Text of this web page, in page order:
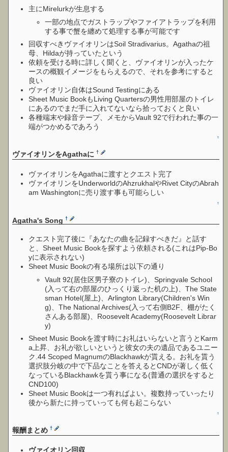
主にMirelurkが生息する
一部の地点でガストラップやファイアトラップを利用
する事で蟹を纏めて処理する事が可能です
回収すべきヴァイオリンはSoil Stradivarius。Agathaの祖
母、Hildaが持っていたという
依頼を受ける時に詳しく聞くと、ヴァイオリンが入ったケ
ースの概観イメージをもらえるので、それを参考にすると
良い
ヴァイオリン自体はSound Testingにある
Sheet Music BookもLiving Quartersの男性用部屋のトイレ
にあるのでまだ手に入れてないなら拾っておくと良い
各種端末や録音テープ、メモからVault 92で行われた事の一
端がつかめるであろう
↑
ヴァイオリンをAgathaに†
ヴァイオリンをAgathaに渡すとクエスト完了
ヴァイオリンをUnderworldのAhzrukhalやRivet CityのAbrah
am Washingtonに売り渡す事も可能らしい
↑
Agatha's Song†
クエスト完了後に『あなたの曲を記録すべきだ』と話す
と、Sheet Music Bookを探すよう依頼される(これはPip-Bo
yに表示されない)
Sheet Music Bookの有る場所は以下の通り
Vault 92(居住区男子寮のトイレ)、Springvale School
(入って右の部屋のひっくり返った机の上)、The State
sman Hotel(屋上)、Arlington Library(Children's Win
g)、The National Archives(入って右側B2F、棚がたく
さんある部屋)、Roosevelt Academy(Roosevelt Librar
y)
Sheet Music Bookを渡す時にお礼はいらないと言うとKarm
a上昇、お礼が欲しいというと彼女の夫の遺品であるユニー
ク.44 Scoped MagnumのBlackhawkが貰える。お礼を貰う
選択肢分岐の中で下品なことを答えるとCNDが著しく低く
なっているBlackhawkを貰う事になる(普通の選択をすると
CND100)
Sheet Music Bookは一つ有ればよい。複数持っていったり
後から新たに持っていっても何も起こらない
↑
報酬まとめ†
ヴァイオリン回収